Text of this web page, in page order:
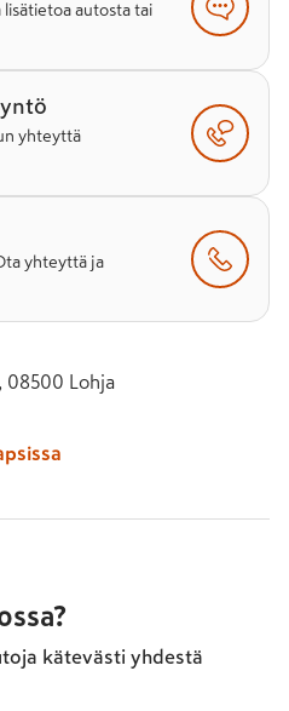
lisätietoa autosta tai
yhteyttä
yhteyttä ja
08500 Lohja
kätevästi yhdestä